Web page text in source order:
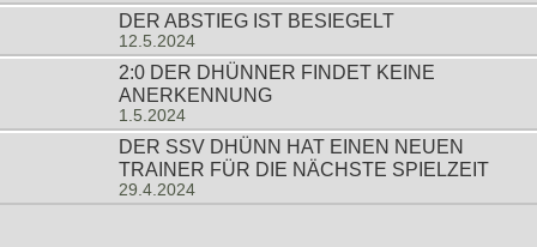
DER ABSTIEG IST BESIEGELT
12.5.2024
2:0 DER DHÜNNER FINDET KEINE
ANERKENNUNG
1.5.2024
DER SSV DHÜNN HAT EINEN NEUEN
TRAINER FÜR DIE NÄCHSTE SPIELZEIT
29.4.2024